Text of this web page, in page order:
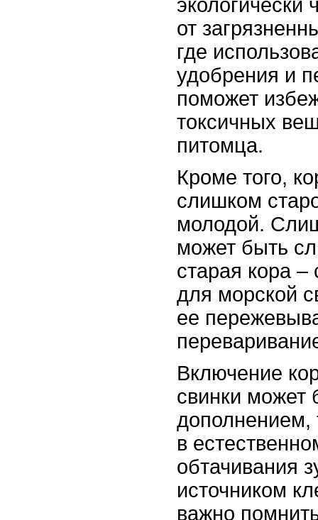
экологически
от
где
удобрения и
поможет
токсичных
питомца.
Кроме того,
слишком
молодой.
может быть
старая кора
для морской
ее
Включение
свинки может
дополнением,
в
обтачивания
источником
важно